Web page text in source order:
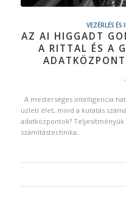
VEZÉRLÉS
AZ AI HIGGADT
A RITTAL ÉS A
A mesterséges intelligencia
üzleti élet, mind a kutatás
adatközpontok?
számítástechnika…